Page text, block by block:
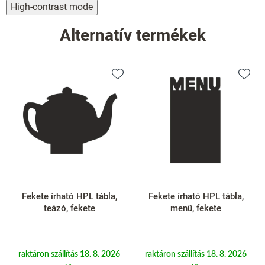
High-contrast mode
Alternatív termékek
Fekete írható HPL tábla,
teázó, fekete
raktáron szállítás 18. 8. 2026
Fekete írható HPL tábla,
menü, fekete
raktáron szállítás 18. 8. 2026